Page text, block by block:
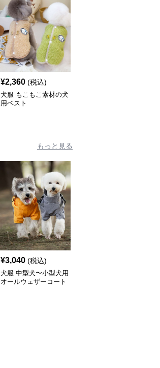
¥2,360 (税込)
犬服 もこもこ素材の犬
用ベスト
もっと見る
¥3,040 (税込)
犬服 中型犬〜小型犬用
オールウェザーコート